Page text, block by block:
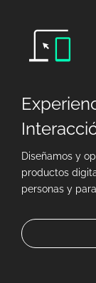
Diseñamos y
productos
personas y